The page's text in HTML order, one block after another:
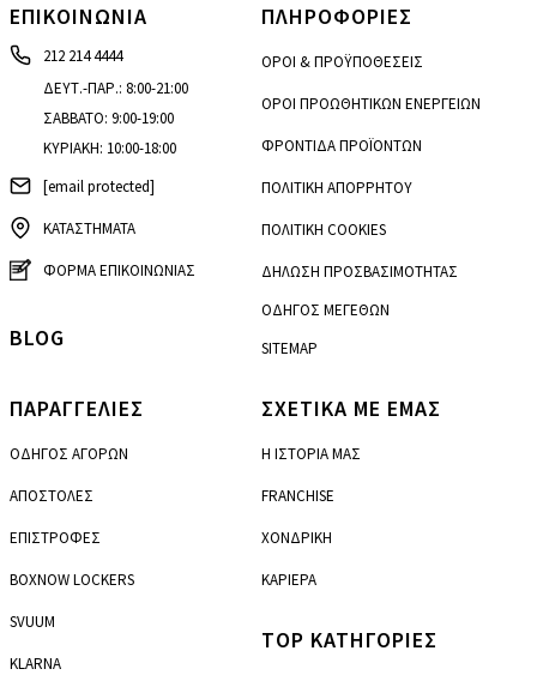
ΕΠΙΚΟΙΝΩΝΙΑ
212 214 4444
ΔΕΥΤ.-ΠΑΡ.: 8:00-21:00
ΣΑΒΒΑΤΟ: 9:00-19:00
ΚΥΡΙΑΚΗ: 10:00-18:00
[email protected]
ΚΑΤΑΣΤΗΜΑΤΑ
ΦΟΡΜΑ ΕΠΙΚΟΙΝΩΝΙΑΣ
ΠΑΡΑΓΓΕΛΙΕΣ
ΟΔΗΓΟΣ ΑΓΟΡΩΝ
ΑΠΟΣΤΟΛΕΣ
ΕΠΙΣΤΡΟΦΕΣ
BOXNOW LOCKERS
SVUUM
KLARNA
ΠΛΗΡΟΦΟΡΙΕΣ
ΟΡΟΙ & ΠΡΟΫΠΟΘΕΣΕΙΣ
ΟΡΟΙ ΠΡΟΩΘΗΤΙΚΩΝ ΕΝΕΡΓΕΙΩΝ
ΦΡΟΝΤΙΔΑ ΠΡΟΪΟΝΤΩΝ
ΠΟΛΙΤΙΚΗ ΑΠΟΡΡΗΤΟΥ
ΠΟΛΙΤΙΚΗ COOKIES
ΔΗΛΩΣΗ ΠΡΟΣΒΑΣΙΜΟΤΗΤΑΣ
ΟΔΗΓΟΣ ΜΕΓΕΘΩΝ
SITEMAP
ΣΧΕΤΙΚΑ ΜΕ ΕΜΑΣ
Η ΙΣΤΟΡΙΑ ΜΑΣ
FRANCHISE
ΧΟΝΔΡΙΚΗ
ΚΑΡΙΕΡΑ
TOP ΚΑΤΗΓΟΡΙΕΣ
BLOG